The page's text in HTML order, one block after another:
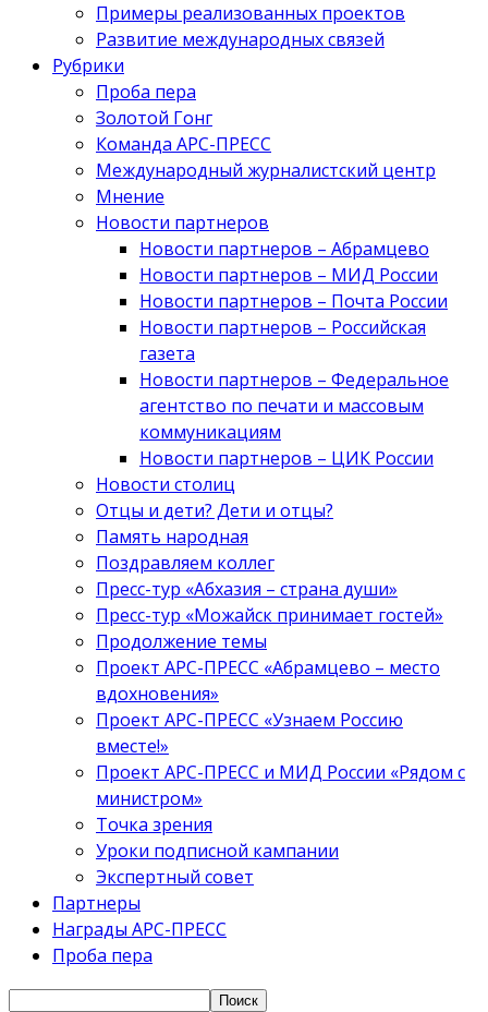
Примеры реализованных проектов
Развитие международных связей
Рубрики
Проба пера
Золотой Гонг
Команда АРС-ПРЕСС
Международный журналистский центр
Мнение
Новости партнеров
Новости партнеров – Абрамцево
Новости партнеров – МИД России
Новости партнеров – Почта России
Новости партнеров – Российская
газета
Новости партнеров – Федеральное
агентство по печати и массовым
коммуникациям
Новости партнеров – ЦИК России
Новости столиц
Отцы и дети? Дети и отцы?
Память народная
Поздравляем коллег
Пресс-тур «Абхазия – страна души»
Пресс-тур «Можайск принимает гостей»
Продолжение темы
Проект АРС-ПРЕСС «Абрамцево – место
вдохновения»
Проект АРС-ПРЕСС «Узнаем Россию
вместе!»
Проект АРС-ПРЕСС и МИД России «Рядом с
министром»
Точка зрения
Уроки подписной кампании
Экспертный совет
Партнеры
Награды АРС-ПРЕСС
Проба пера